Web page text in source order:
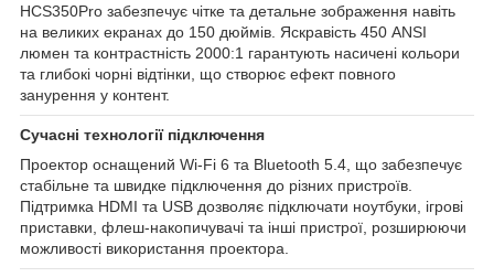
HCS350Pro забезпечує чітке та детальне зображення навіть
на великих екранах до 150 дюймів. Яскравість 450 ANSI
люмен та контрастність 2000:1 гарантують насичені кольори
та глибокі чорні відтінки, що створює ефект повного
занурення у контент.
Сучасні технології підключення
Проектор оснащений Wi-Fi 6 та Bluetooth 5.4, що забезпечує
стабільне та швидке підключення до різних пристроїв.
Підтримка HDMI та USB дозволяє підключати ноутбуки, ігрові
приставки, флеш-накопичувачі та інші пристрої, розширюючи
можливості використання проектора.